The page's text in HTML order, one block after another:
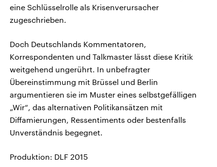
eine Schlüsselrolle als Krisenverursacher
zugeschrieben.
Doch Deutschlands Kommentatoren,
Korrespondenten und Talkmaster lässt diese Kritik
weitgehend ungerührt. In unbefragter
Übereinstimmung mit Brüssel und Berlin
argumentieren sie im Muster eines selbstgefälligen
„Wir“, das alternativen Politikansätzen mit
Diffamierungen, Ressentiments oder bestenfalls
Unverständnis begegnet.
Produktion: DLF 2015